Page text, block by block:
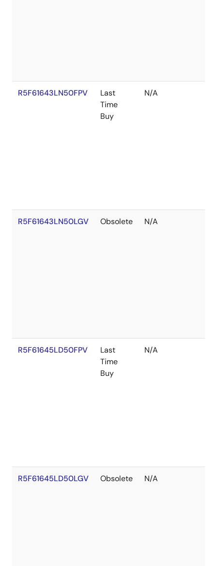
R5F61643LN50FPV
Last
Time
Buy
N/A
R5F61643LN50LGV Obsolete N/A
R5F61645LD50FPV
Last
Time
Buy
N/A
R5F61645LD50LGV Obsolete N/A